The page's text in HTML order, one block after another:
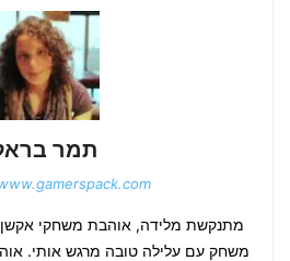
תמר
מתנקשת מלידה, אוהבת משחקי אקשן
משחק עם עלילה טובה מרגש אותי.